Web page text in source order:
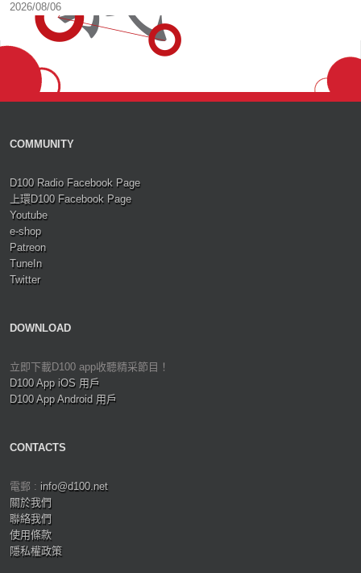
2026/08/06
COMMUNITY
D100 Radio Facebook Page
上環D100 Facebook Page
Youtube
e-shop
Patreon
TuneIn
Twitter
DOWNLOAD
立即下載D100 app收聽精采節目！
D100 App iOS 用戶
D100 App Android 用戶
CONTACTS
電郵 : info@d100.net
關於我們
聯絡我們
使用條款
隱私權政策